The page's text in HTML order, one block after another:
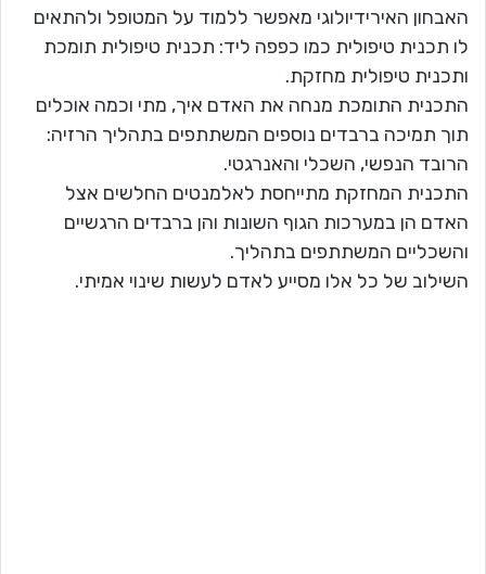
האבחון האירידיולוגי מאפשר ללמוד על המטופל ולהתאים
לו תכנית טיפולית כמו כפפה ליד: תכנית טיפולית תומכת
ותכנית טיפולית מחזקת.
התכנית התומכת מנחה את האדם איך, מתי וכמה אוכלים
תוך תמיכה ברבדים נוספים המשתתפים בתהליך הרזיה:
הרובד הנפשי, השכלי והאנרגטי.
התכנית המחזקת מתייחסת לאלמנטים החלשים אצל
האדם הן במערכות הגוף השונות והן ברבדים הרגשיים
והשכליים המשתתפים בתהליך.
השילוב של כל אלו מסייע לאדם לעשות שינוי אמיתי.